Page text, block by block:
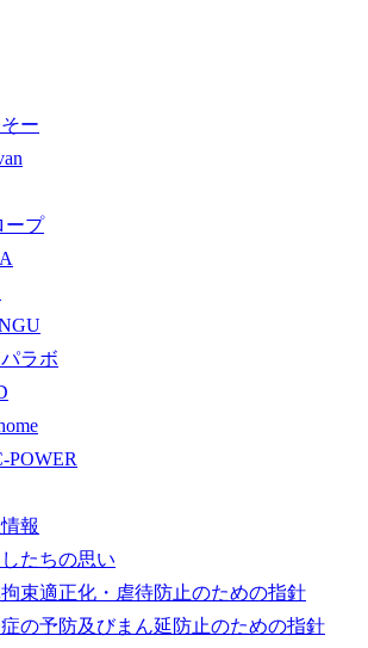
ー
ープ
ラボ
POWER
報
たちの思い
束適正化・虐待防止のための指針
の予防及びまん延防止のための指針